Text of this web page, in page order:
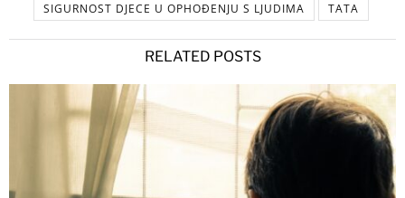
SIGURNOST DJECE U OPHOĐENJU S LJUDIMA
TATA
RELATED POSTS